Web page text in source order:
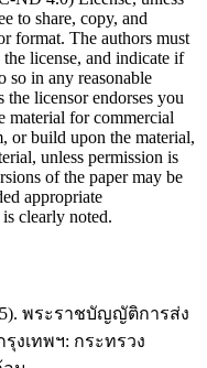
to share, copy, and
format. The authors must
license, and indicate if
so in any reasonable
the licensor endorses you
material for commercial
or build upon the material,
unless permission is
of the paper may be
appropriate
clearly noted.
พระราชบัญญัติการส่ง
งเทพฯ: กระทรวง